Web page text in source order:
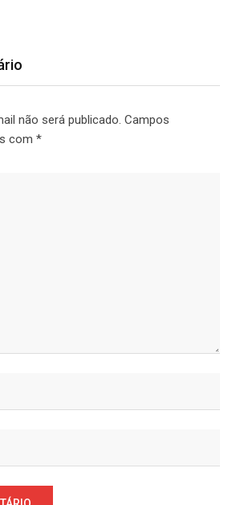
não será publicado. Campos
com *